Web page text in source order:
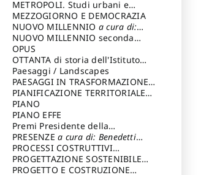
STORIA DEL RISORGIMENTO
METROPOLI. Studi urbani e
regionali
MEZZOGIORNO E DEMOCRAZIA
NUOVO MILLENNIO a cura di:
Capaldo Pellegrino
NUOVO MILLENNIO seconda
serie
Francesco
OPUS
OTTANTA di storia dell'Istituto
storia dell’Istitutoa cura di:
Cavalieri Patrizia
Paesaggi / Landscapes
PAESAGGI IN TRASFORMAZIONEa
cura di: Corti Enrico A.
PIANIFICAZIONE TERRITORIALE
URBANISTICA ED AMBIENTALE
cura di: Costa Enrico
PIANO
PIANO EFFE
Premi Presidente della
Repubblica
PRESENZEa cura di: Benedetti
Sandro
PROCESSI COSTRUTTIVI
DELL'ARCHITETTURAa cura di:
Ippoliti Alessandro
PROGETTAZIONE SOSTENIBILE
PARTECIPATA
PROGETTO E COSTRUZIONE